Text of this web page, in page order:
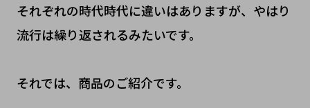
それぞれの時代時代に違いはありますが、やはり
流行は繰り返されるみたいです。
それでは、商品のご紹介です。